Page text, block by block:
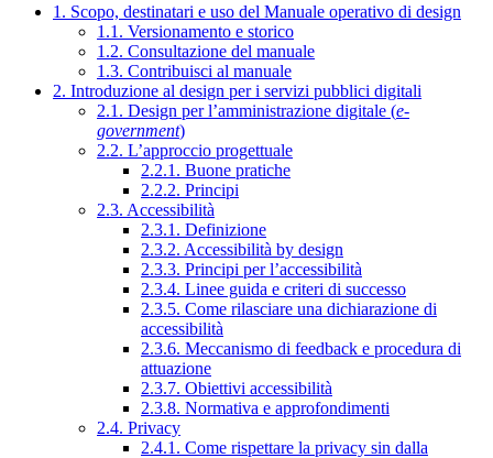
1. Scopo, destinatari e uso del Manuale operativo di design
1.1. Versionamento e storico
1.2. Consultazione del manuale
1.3. Contribuisci al manuale
2. Introduzione al design per i servizi pubblici digitali
2.1. Design per l’amministrazione digitale (e-
government)
2.2. L’approccio progettuale
2.2.1. Buone pratiche
2.2.2. Principi
2.3. Accessibilità
2.3.1. Definizione
2.3.2. Accessibilità by design
2.3.3. Principi per l’accessibilità
2.3.4. Linee guida e criteri di successo
2.3.5. Come rilasciare una dichiarazione di
accessibilità
2.3.6. Meccanismo di feedback e procedura di
attuazione
2.3.7. Obiettivi accessibilità
2.3.8. Normativa e approfondimenti
2.4. Privacy
2.4.1. Come rispettare la privacy sin dalla